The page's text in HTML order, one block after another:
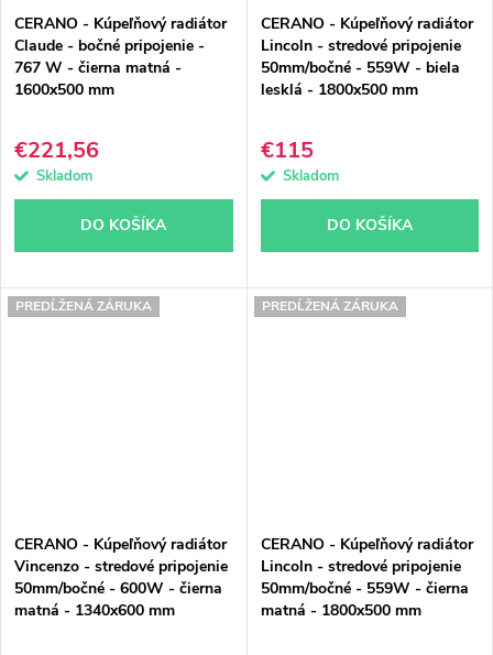
CERANO - Kúpeľňový radiátor
Claude - bočné pripojenie -
767 W - čierna matná -
1600x500 mm
€221,56
Skladom
DO KOŠÍKA
CERANO - Kúpeľňový radiátor
Lincoln - stredové pripojenie
50mm/bočné - 559W - biela
lesklá - 1800x500 mm
€115
Skladom
DO KOŠÍKA
PREDĹŽENÁ ZÁRUKA
CERANO - Kúpeľňový radiátor
Vincenzo - stredové pripojenie
50mm/bočné - 600W - čierna
matná - 1340x600 mm
PREDĹŽENÁ ZÁRUKA
CERANO - Kúpeľňový radiátor
Lincoln - stredové pripojenie
50mm/bočné - 559W - čierna
matná - 1800x500 mm